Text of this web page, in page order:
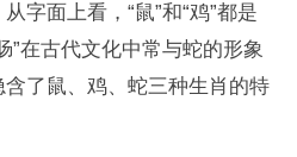
字面上看，“鼠”和“鸡”都是
”在古代文化中常与蛇的形象
了鼠、鸡、蛇三种生肖的特